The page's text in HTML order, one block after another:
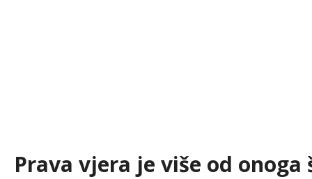
Prava vjera je više od onoga